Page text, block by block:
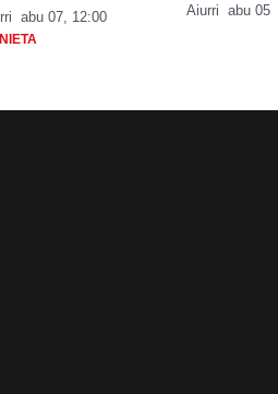
abu 07, 12:00 Aiurri abu 05